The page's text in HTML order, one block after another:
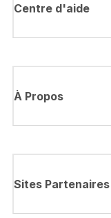
Centre d'aide
À Propos
Sites Partenaires